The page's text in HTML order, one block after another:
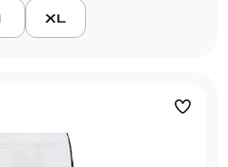
XL